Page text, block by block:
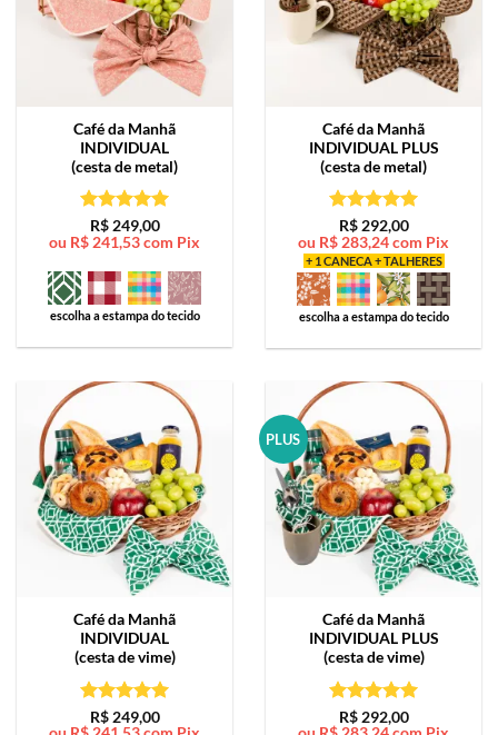
Café da Manhã
INDIVIDUAL
(cesta de metal)
Avaliação5
de 5
R$249,00
ou R$ 241,53com Pix
escolha a estampa do tecido
Café da Manhã
INDIVIDUAL PLUS
(cesta de metal)
Avaliação5
de 5
R$292,00
ou R$ 283,24com Pix
+ 1 CANECA + TALHERES
escolha a estampa do tecido
Café da Manhã
INDIVIDUAL
(cesta de vime)
Avaliação5
R$249,00
PLUS
Café da Manhã
INDIVIDUAL PLUS
(cesta de vime)
Avaliação5
R$292,00